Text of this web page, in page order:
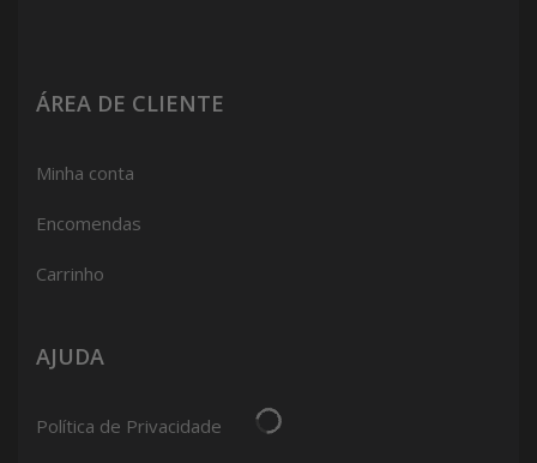
ÁREA DE CLIENTE
Minha conta
Encomendas
Carrinho
AJUDA
Política de Privacidade